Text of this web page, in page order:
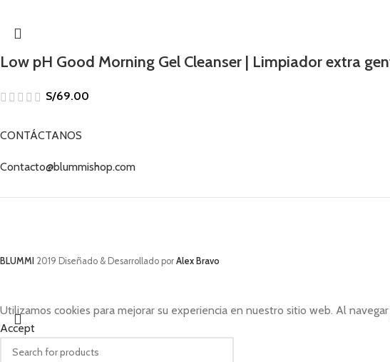
Low pH Good Morning Gel Cleanser | Limpiador extra
S/69.00
CONTÁCTANOS
Contacto@blummishop.com
BLUMMI 2019 Diseñado & Desarrollado por Alex Bravo
Utilizamos cookies para mejorar su experiencia en nuestro sitio web. Al
Accept